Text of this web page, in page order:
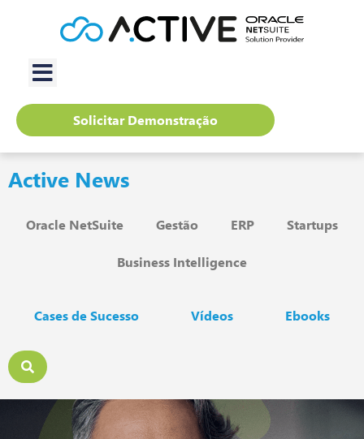
Solicitar Demonstração
Active News
Oracle NetSuite Gestão ERP Startups
Business Intelligence
Cases de Sucesso Vídeos Ebooks